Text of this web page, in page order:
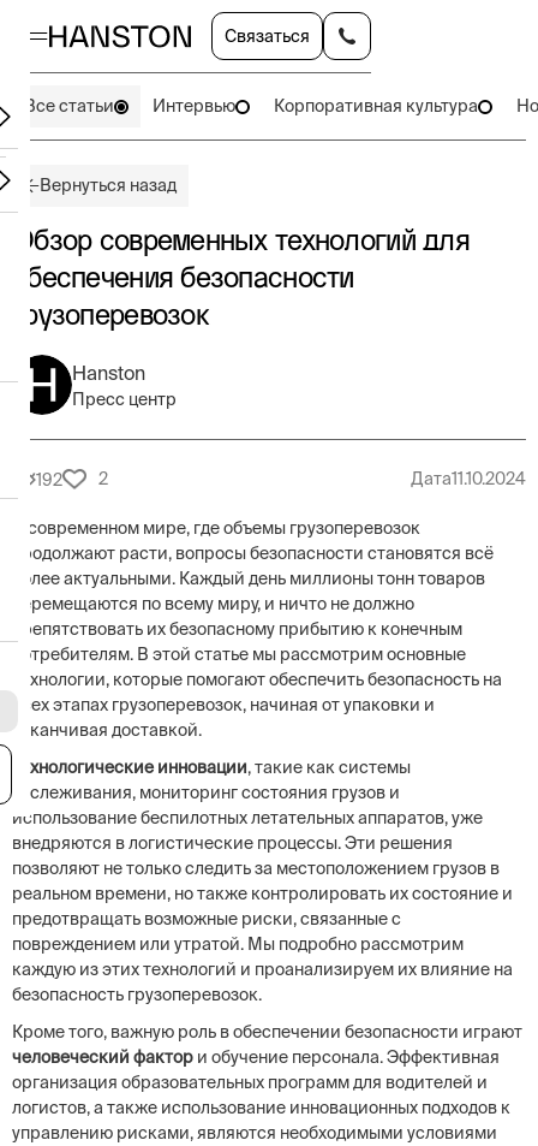
Связаться
Все статьи Интервью Корпоративная культура
Вернуться назад
Обзор современных технологий для
обеспечения безопасности
грузоперевозок
Hanston
Пресс центр
192 2 Дата11.10.2024
В современном мире, где объемы грузоперевозок
продолжают расти, вопросы безопасности становятся всё
более актуальными. Каждый день миллионы тонн товаров
перемещаются по всему миру, и ничто не должно
препятствовать их безопасному прибытию к конечным
потребителям. В этой статье мы рассмотрим основные
технологии, которые помогают обеспечить безопасность на
всех этапах грузоперевозок, начиная от упаковки и
заканчивая доставкой.
Технологические инновации, такие как системы
отслеживания, мониторинг состояния грузов и
использование беспилотных летательных аппаратов, уже
внедряются в логистические процессы. Эти решения
позволяют не только следить за местоположением грузов в
реальном времени, но также контролировать их состояние и
предотвращать возможные риски, связанные с
повреждением или утратой. Мы подробно рассмотрим
каждую из этих технологий и проанализируем их влияние на
безопасность грузоперевозок.
Кроме того, важную роль в обеспечении безопасности играют
человеческий фактор и обучение персонала. Эффективная
организация образовательных программ для водителей и
логистов, а также использование инновационных подходов к
управлению рисками, являются необходимыми условиями